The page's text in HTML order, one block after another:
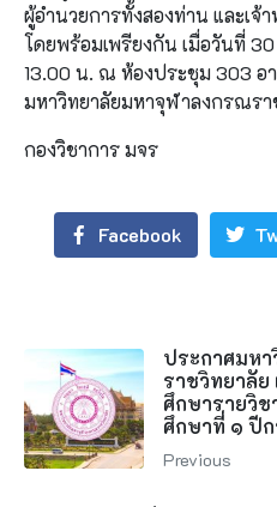
ผู้อำนวยการทั้งสองท่าน และเจ้
โดยพร้อมเพรียงกัน เมื่อวันที่
13.00 น. ณ ห้องประชุม 303 อ
มหาวิทยาลัยมหาจุฬาลงกรณรา
กองวิชาการ มจร
Facebook
ประกาศมห
ราชวิทยาลัย
ศึกษารายวิช
ศึกษาที่ ๑ ปี
Previous